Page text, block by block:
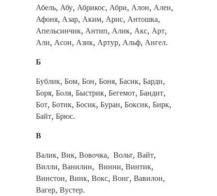
Абель, Абу, Абрикос, Абри, Алон, Ален,
Афоня, Азар, Аким, Арис, Антошка,
Апельсинчик, Антип, Алик, Акс, Арт,
Али, Асон, Азик, Артур, Альф, Ангел.
Б
Бублик, Бом, Бон, Боня, Басик, Барди,
Боря, Боля, Быстрик, Бегемот, Бандит,
Бот, Ботик, Босик, Буран, Боксик, Бирк,
Байт, Брюс.
В
Валик, Вик, Вовочка, Вольт, Вайт,
Вилли, Ванилин, Винни, Винтик,
Винстон, Винк, Вокс, Вонг, Вавилон,
Вагер, Вустер.